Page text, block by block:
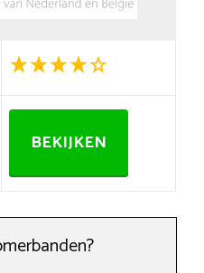
BEKIJKEN